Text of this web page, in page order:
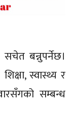
बन्नुपर्नेछ।
स्वास्थ्य र
सम्बन्ध